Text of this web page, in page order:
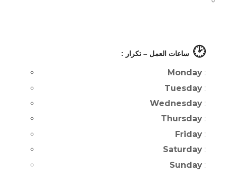
🕑 ساعات العمل – تكرار :
Monday :
Tuesday :
Wednesday :
Thursday :
Friday :
Saturday :
Sunday :